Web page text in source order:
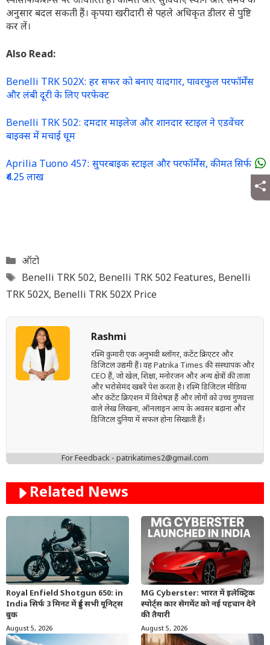
अनुसार बदल सकती हैं। कृपया खरीदारी से पहले अधिकृत डीलर से पुष्टि
कर लें।
Also Read:
Benelli TRK 502X: हर सफर को बनाए यादगार, पावरफुल परफॉर्मेंस
और लंबी दूरी के लिए परफेक्ट
Benelli TRK 502: दमदार माइलेज और शानदार स्टाइल ने एडवेंचर
बाइक्स में मचाई धूम
Aprilia Tuono 457: सुपरबाइक स्टाइल और परफॉर्मेंस, कीमत सिर्फ
₹4.25 लाख
Categories
ऑटो
Tags
Benelli TRK 502, Benelli TRK 502 Features, Benelli
TRK 502X, Benelli TRK 502X Price
Rashmi
रश्मि कुमारी एक अनुभवी ब्लॉगर, कंटेंट क्रिएटर और
डिजिटल उद्यमी हैं। वह Patrika Times की संस्थापक और
CEO हैं, जो खेल, शिक्षा, मनोरंजन और अन्य क्षेत्रों की ताज़ा
और भरोसेमंद खबरें पेश करता है। रश्मि डिजिटल मीडिया
और कंटेंट क्रिएशन में विशेषज्ञ हैं और लोगों को उच्च गुणवत्ता
वाले लेख लिखना, ऑनलाइन आय के अवसर बढ़ाना और
डिजिटल दुनिया में सफल होना सिखाती हैं।
For Feedback - patrikatimes2@gmail.com
Related News
Royal Enfield Shotgun 650: in
India सिर्फ 3 मिनट में हुई सभी यूनिट्स
बुक
August 5, 2026
MG Cyberster: भारत में इलेक्ट्रिक
स्पोर्ट्स कार सेगमेंट को नई पहचान देने
की तैयारी
August 5, 2026